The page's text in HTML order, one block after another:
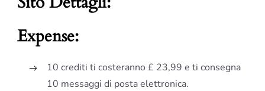
Expense:
10 crediti ti costeranno £ 23,99 e ti consegna
10 messaggi di posta elettronica.